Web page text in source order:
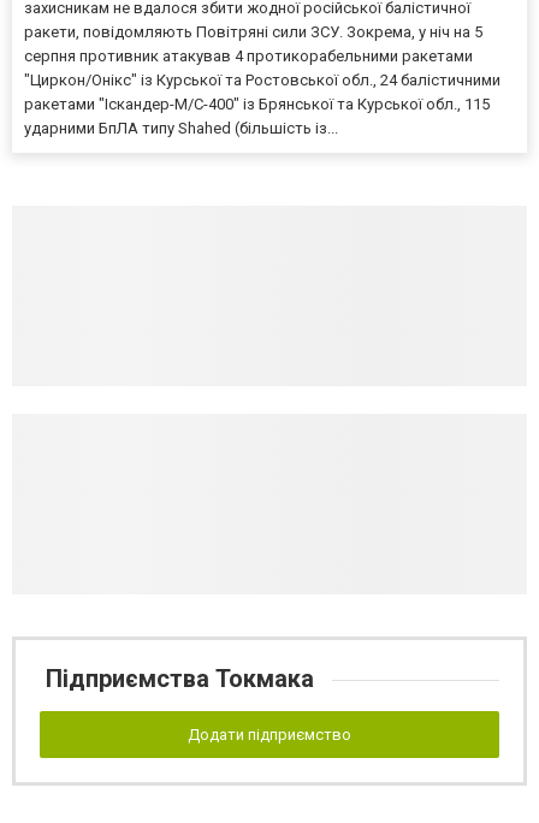
захисникам не вдалося збити жодної російської балістичної
ракети, повідомляють Повітряні сили ЗСУ. Зокрема, у ніч на 5
серпня противник атакував 4 протикорабельними ракетами
"Циркон/Онікс" із Курської та Ростовської обл., 24 балістичними
ракетами "Іскандер-М/С-400" із Брянської та Курської обл., 115
ударними БпЛА типу Shahed (більшість із...
Підприємства Токмака
Додати підприємство